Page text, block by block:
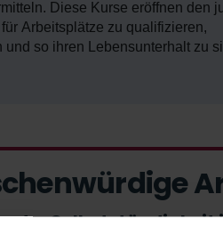
Diese Kurse eröffnen den
Arbeitsplätze zu qualifizieren,
so ihren Lebensunterhalt zu
der Selbstständigkeit